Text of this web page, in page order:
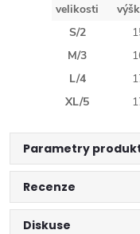
velikosti
S/2
M/3
L/4
XL/5
Parametry
Recenze
Diskuse